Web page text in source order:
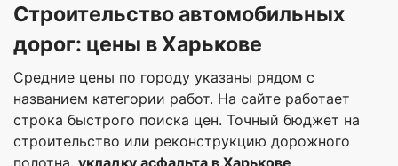
Строительство автомобильных
дорог: цены в Харькове
Средние цены по городу указаны рядом с
названием категории работ. На сайте работает
строка быстрого поиска цен. Точный бюджет на
строительство или реконструкцию дорожного
полотна, укладку асфальта в Харькове